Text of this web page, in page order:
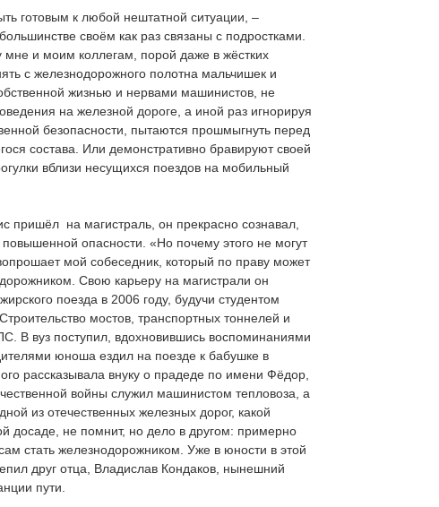
готовым к любой нештатной ситуации, –
своём как раз связаны с подростками.
мне и моим коллегам, порой даже в жёстких
с железнодорожного полотна мальчишек и
жизнью и нервами машинистов, не
на железной дороге, а иной раз игнорируя
безопасности, пытаются прошмыгнуть перед
состава. Или демонстративно бравируют своей
вблизи несущихся поездов на мобильный
пришёл на магистраль, он прекрасно сознавал,
повышенной опасности. «Но почему этого не могут
мой собеседник, который по праву может
Свою карьеру на магистрали он
поезда в 2006 году, будучи студентом
мостов, транспортных тоннелей и
В вуз поступил, вдохновившись воспоминаниями
юноша ездил на поезде к бабушке в
рассказывала внуку о прадеде по имени Фёдор,
войны служил машинистом тепловоза, а
из отечественных железных дорог, какой
досаде, не помнит, но дело в другом: примерно
стать железнодорожником. Уже в юности в этой
друг отца, Владислав Кондаков, нынешний
пути.